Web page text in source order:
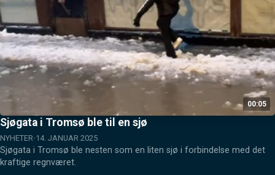
00:05
Sjøgata i Tromsø ble til en sjø
NYHETER 14. JANUAR 2025
Sjøgata i Tromsø ble nesten som en liten sjø i forbindelse med det
kraftige regnværet.